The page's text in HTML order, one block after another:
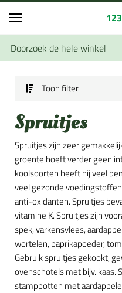
123
Toon filter
Spruitjes
Spruitjes zijn zeer
groente hoeft verder geen
koolsoorten heeft hij veel
veel gezonde
anti-oxidanten. Spruitjes
vitamine K. Spruitjes zijn
spek, varkensvlees,
wortelen, paprikapoeder,
Gebruik spruitjes gekookt,
ovenschotels met bijv. kaas.
stamppotten met